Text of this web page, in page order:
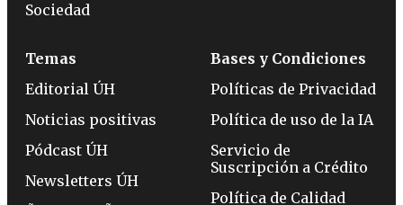
Sociedad
Temas
Editorial ÚH
Noticias positivas
Pódcast ÚH
Newsletters ÚH
Bases y Condiciones
Políticas de Privacidad
Política de uso de la IA
Servicio de
Suscripción a Crédito
Política de Calidad